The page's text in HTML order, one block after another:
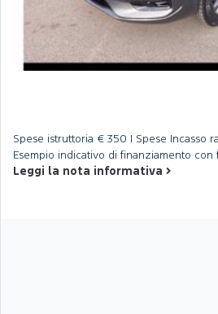
Spese istruttoria € 350 | Spese Incasso
Esempio indicativo di finanziamento con
Leggi la nota informativa